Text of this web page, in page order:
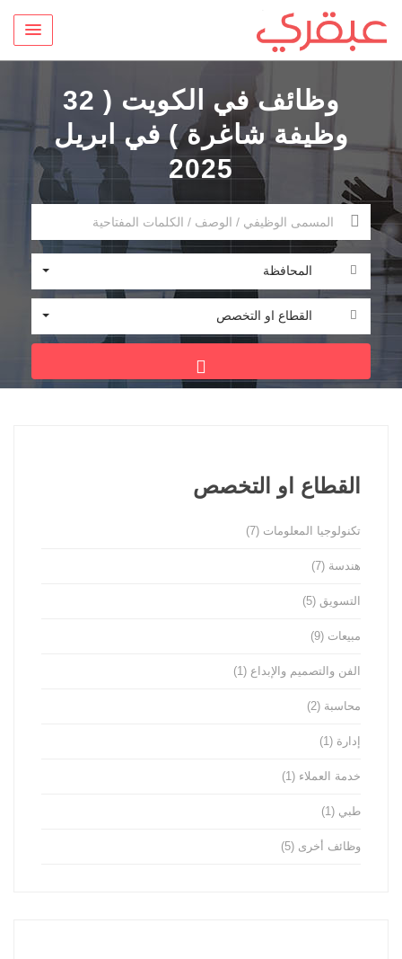
وظائف في الكويت ( 32
وظيفة شاغرة ) في ابريل
2025
المحافظة
القطاع او التخصص
القطاع او التخصص
تكنولوجيا المعلومات (7)
هندسة (7)
التسويق (5)
مبيعات (9)
الفن والتصميم والإبداع (1)
محاسبة (2)
إدارة (1)
خدمة العملاء (1)
طبي (1)
وظائف أخرى (5)